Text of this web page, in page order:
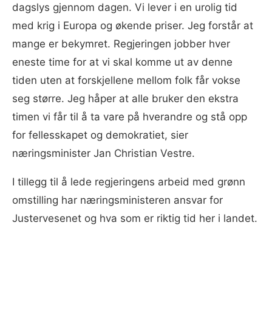
dagslys gjennom dagen. Vi lever i en urolig tid
med krig i Europa og økende priser. Jeg forstår at
mange er bekymret. Regjeringen jobber hver
eneste time for at vi skal komme ut av denne
tiden uten at forskjellene mellom folk får vokse
seg større. Jeg håper at alle bruker den ekstra
timen vi får til å ta vare på hverandre og stå opp
for fellesskapet og demokratiet, sier
næringsminister Jan Christian Vestre.
I tillegg til å lede regjeringens arbeid med grønn
omstilling har næringsministeren ansvar for
Justervesenet og hva som er riktig tid her i landet.